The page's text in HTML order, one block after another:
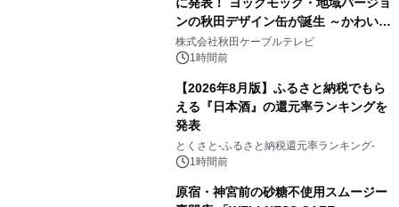
ンの秋田デザイン缶が誕生 ～かわいい
秋田犬の子犬と秋田の四季と名所を巡
るパッケージ～ 9月1日(火)秋田県内で
株式会社秋田ケーブルテレビ
1時間前
【2026年8月版】ふるさと納税でもら
える『日本酒』の還元率ランキングを
発表
とくさと-ふるさと納税還元率ランキング-
1時間前
原宿・神宮前の砂糖不使用スムージー